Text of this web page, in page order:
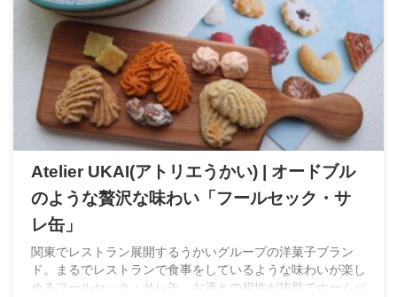
Atelier UKAI(アトリエうかい) | オードブル
のような贅沢な味わい「フールセック・サ
レ缶」
関東でレストラン展開するうかいグループの洋菓子ブラン
ド。まるでレストランで食事をしているような味わいが楽し
めるフールセック・サレ缶。お酒との相性が抜群でホームパ